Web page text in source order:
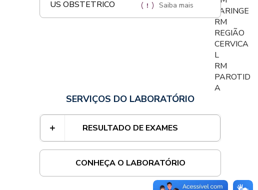
LARINGE
RM
REGIÃO
CERVICA
L
RM
PAROTID
A
US OBSTETRICO Saiba mais
SERVIÇOS DO LABORATÓRIO
RESULTADO DE EXAMES
CONHEÇA O LABORATÓRIO